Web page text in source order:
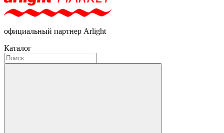
официальный партнер Arlight
Каталог